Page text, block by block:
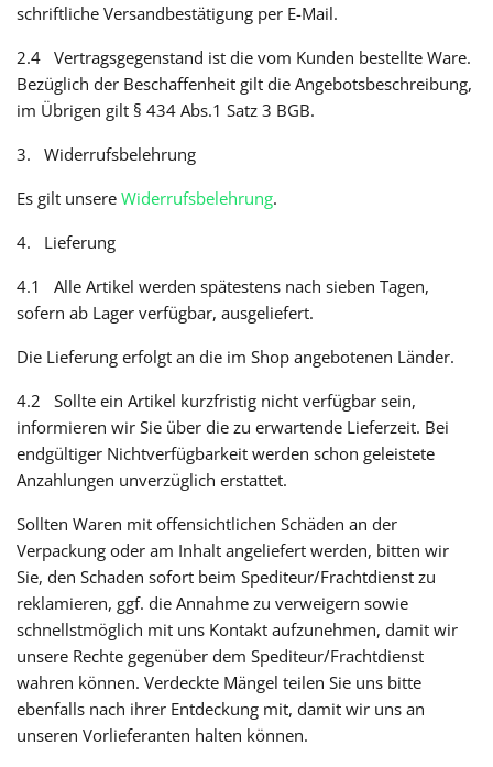
schriftliche Versandbestätigung per E-Mail.
2.4 Vertragsgegenstand ist die vom Kunden bestellte Ware.
Bezüglich der Beschaffenheit gilt die Angebotsbeschreibung,
im Übrigen gilt § 434 Abs.1 Satz 3 BGB.
3. Widerrufsbelehrung
Es gilt unsere Widerrufsbelehrung.
4. Lieferung
4.1 Alle Artikel werden spätestens nach sieben Tagen,
sofern ab Lager verfügbar, ausgeliefert.
Die Lieferung erfolgt an die im Shop angebotenen Länder.
4.2 Sollte ein Artikel kurzfristig nicht verfügbar sein,
informieren wir Sie über die zu erwartende Lieferzeit. Bei
endgültiger Nichtverfügbarkeit werden schon geleistete
Anzahlungen unverzüglich erstattet.
Sollten Waren mit offensichtlichen Schäden an der
Verpackung oder am Inhalt angeliefert werden, bitten wir
Sie, den Schaden sofort beim Spediteur/Frachtdienst zu
reklamieren, ggf. die Annahme zu verweigern sowie
schnellstmöglich mit uns Kontakt aufzunehmen, damit wir
unsere Rechte gegenüber dem Spediteur/Frachtdienst
wahren können. Verdeckte Mängel teilen Sie uns bitte
ebenfalls nach ihrer Entdeckung mit, damit wir uns an
unseren Vorlieferanten halten können.